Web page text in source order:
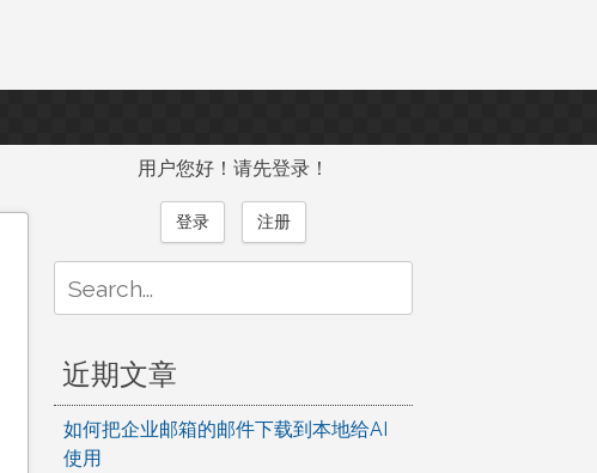
用户您好！请先登录！
登录 注册
for:
近期文章
如何把企业邮箱的邮件下载到本地给AI
使用